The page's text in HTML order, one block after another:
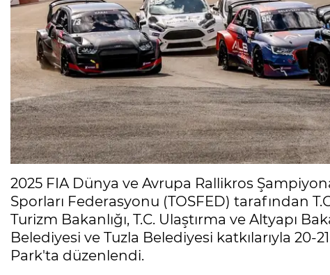
2025 FIA Dünya ve Avrupa Rallikros
Sporları Federasyonu (TOSFED) tarafından
Turizm Bakanlığı, T.C. Ulaştırma ve Altyapı
Belediyesi ve Tuzla Belediyesi katkılarıyla 20-
Park'ta düzenlendi.